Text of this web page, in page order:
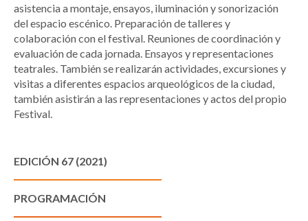
asistencia a montaje, ensayos, iluminación y sonorización
del espacio escénico. Preparación de talleres y
colaboración con el festival. Reuniones de coordinación y
evaluación de cada jornada. Ensayos y representaciones
teatrales. También se realizarán actividades, excursiones y
visitas a diferentes espacios arqueológicos de la ciudad,
también asistirán a las representaciones y actos del propio
Festival.
EDICIÓN 67 (2021)
PROGRAMACIÓN